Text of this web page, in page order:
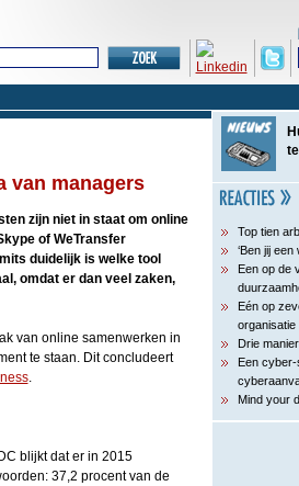
van managers
zijn niet in staat om online
of WeTransfer
duidelijk is welke tool
omdat er dan veel zaken,
van online samenwerken in
te staan. Dit concludeert
.
blijkt dat er in 2015
37,2 procent van de
Top tien
‘Ben jij een
Een op de
Eén op
organisatie
Drie
Een
Mind your